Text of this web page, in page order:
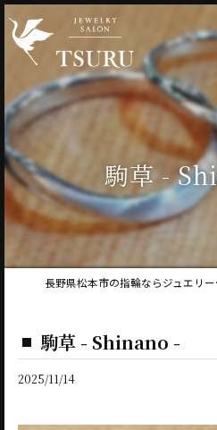
駒草 -
長野
駒草 - Shinano -
2025/11/14